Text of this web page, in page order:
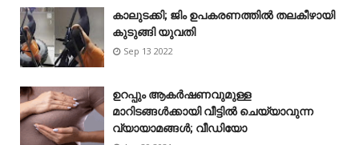
കാലുടക്കി; ജിം ഉപകരണത്തിൽ തലകീഴായി
കുടുങ്ങി യുവതി
Sep 13 2022
ഉറപ്പും ആകർഷണവുമുള്ള
മാറിടങ്ങൾക്കായി വീട്ടിൽ ചെയ്യാവുന്ന
വ്യായാമങ്ങൾ; വീഡിയോ